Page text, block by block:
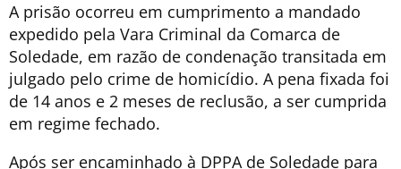
A prisão ocorreu em cumprimento a mandado
expedido pela Vara Criminal da Comarca de
Soledade, em razão de condenação transitada em
julgado pelo crime de homicídio. A pena fixada foi
de 14 anos e 2 meses de reclusão, a ser cumprida
em regime fechado.
Após ser encaminhado à DPPA de Soledade para